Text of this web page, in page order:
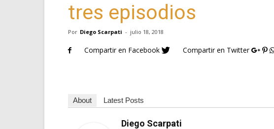
tres episodios
Por Diego Scarpati - julio 18, 2018
Compartir en Facebook Compartir en Twitter
About Latest Posts
Diego Scarpati